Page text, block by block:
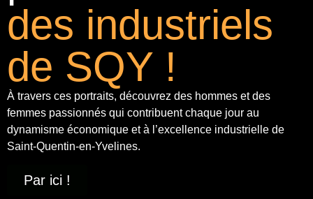
des industriels
de SQY !
À travers ces portraits, découvrez des hommes et des
femmes passionnés qui contribuent chaque jour au
dynamisme économique et à l’excellence industrielle de
Saint-Quentin-en-Yvelines.
Par ici !